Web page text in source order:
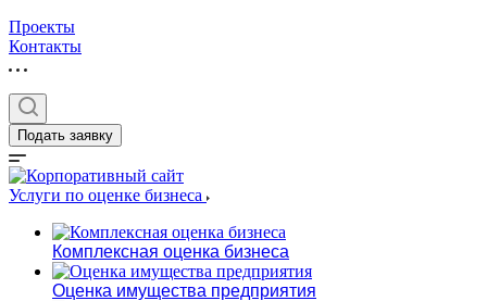
Проекты
Контакты
Подать заявку
Услуги по оценке бизнеса
Комплексная оценка бизнеса
Оценка имущества предприятия